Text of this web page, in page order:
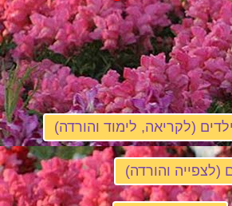
(לקריאה, לימוד והורדה)
(לצפייה והורדה)